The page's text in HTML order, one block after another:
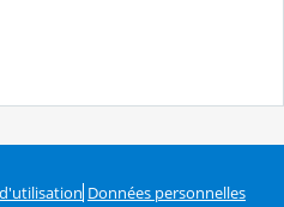
Données personnelles